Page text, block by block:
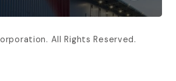
All Rights Reserved.